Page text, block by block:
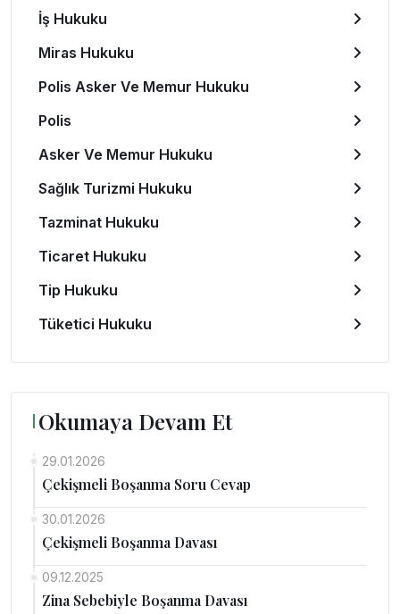
İş Hukuku
Miras Hukuku
Polis Asker Ve Memur Hukuku
Polis
Asker Ve Memur Hukuku
Sağlık Turizmi Hukuku
Tazminat Hukuku
Ticaret Hukuku
Tip Hukuku
Tüketici Hukuku
Okumaya Devam Et
29.01.2026
Çekişmeli Boşanma Soru Cevap
30.01.2026
Çekişmeli Boşanma Davası
09.12.2025
Zina Sebebiyle Boşanma Davası